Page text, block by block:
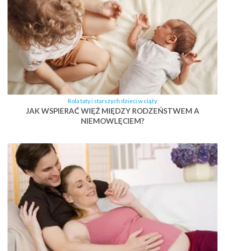
Rola taty i starszych dzieci w ciąży
JAK WSPIERAĆ WIĘŹ MIĘDZY RODZEŃSTWEM A
NIEMOWLĘCIEM?